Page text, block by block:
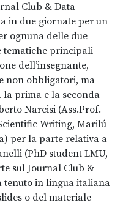
Club & Data
in due giornate per un
ognuna delle due
tematiche principali
dell’insegnante,
non obbligatori, ma
prima e la seconda
Narcisi (Ass.Prof.
Writing, Marilú
per la parte relativa a
(PhD student LMU,
sul Journal Club &
tenuto in lingua italiana
o del materiale